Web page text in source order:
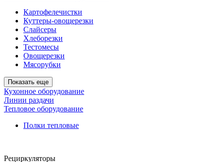
Картофелечистки
Куттеры-овощерезки
Слайсеры
Хлеборезки
Тестомесы
Овощерезки
Мясорубки
Показать еще
Кухонное оборудование
Линии раздачи
Тепловое оборудование
Полки тепловые
Рециркуляторы